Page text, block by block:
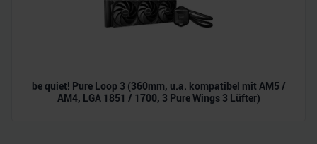
be quiet! Pure Loop 3 (360mm, u.a. kompatibel mit AM5 /
AM4, LGA 1851 / 1700, 3 Pure Wings 3 Lüfter)